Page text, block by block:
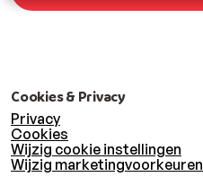
Cookies & Privacy
Privacy
Cookies
Wijzig cookie instellingen
Wijzig marketingvoorkeuren